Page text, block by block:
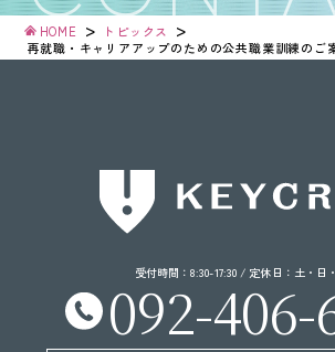
HOME > トピックス >
再就職・キャリアアップのための公共職業訓練のご
受付時間：8:30-17:30 / 定休日：土・日
092-406-